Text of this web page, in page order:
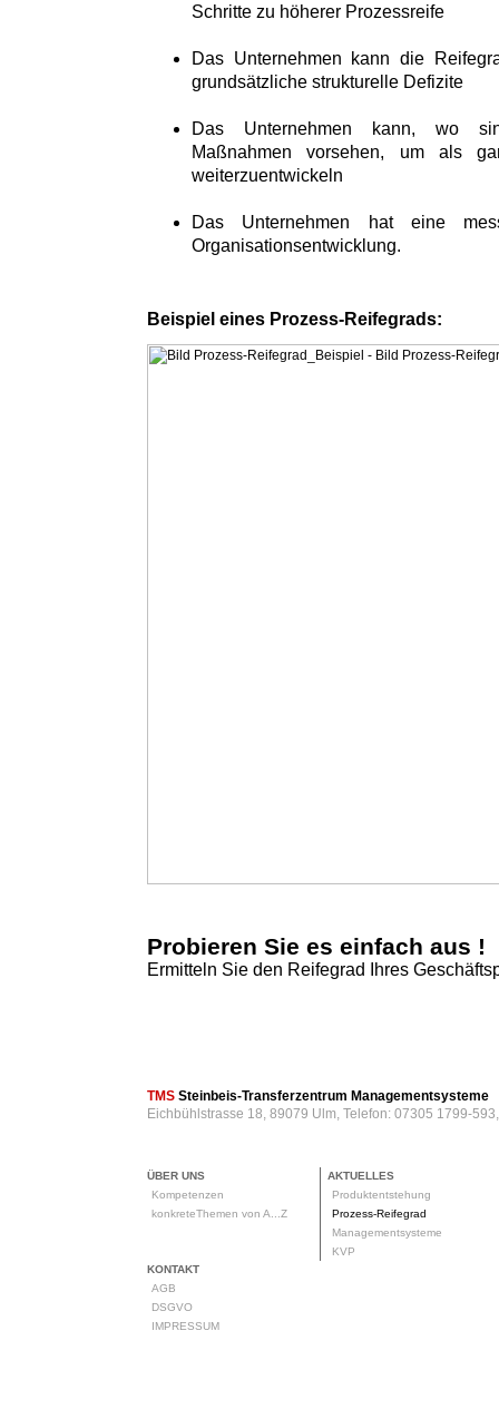
Schritte zu höherer Prozessreife
Das Unternehmen kann die
grundsätzliche strukturelle Defizite
Das Unternehmen kann, wo
Maßnahmen vorsehen, um als
weiterzuentwickeln
Das Unternehmen hat eine
Organisationsentwicklung.
Beispiel eines Prozess-Reifegrads:
Probieren Sie es einfach aus !
Ermitteln Sie den Reifegrad Ihres
TMS Steinbeis-Transferzentrum Managementsysteme
Eichbühlstrasse 18, 89079 Ulm, Telefon: 07305 1799-
ÜBER UNS
Kompetenzen
konkreteThemen von A...Z
AKTUELLES
Produktentstehung
Prozess-Reifegrad
Managementsysteme
KVP
KONTAKT
AGB
DSGVO
IMPRESSUM